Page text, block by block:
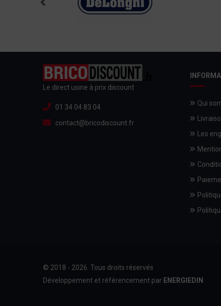
Le direct usine à prix discount
01 34 04 83 04
contact@bricodiscount.fr
Qui
Les
© 2018 - 2026. Tous droits réservés
Développement et référencement par ENERGIEDIN